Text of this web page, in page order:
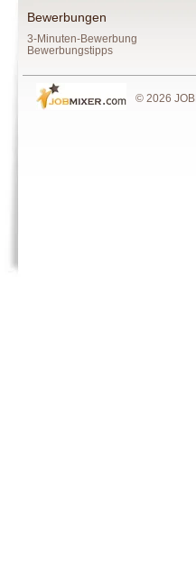
Bewerbungen
3-Minuten-Bewerbung
Bewerbungstipps
© 2026